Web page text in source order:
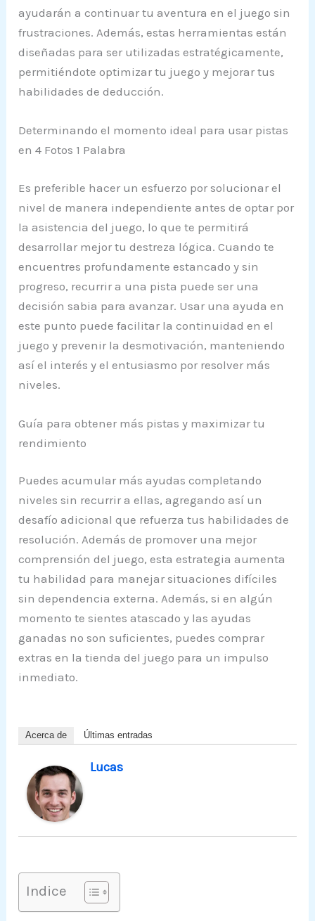
ayudarán a continuar tu aventura en el juego sin
frustraciones. Además, estas herramientas están
diseñadas para ser utilizadas estratégicamente,
permitiéndote optimizar tu juego y mejorar tus
habilidades de deducción.
Determinando el momento ideal para usar pistas
en 4 Fotos 1 Palabra
Es preferible hacer un esfuerzo por solucionar el
nivel de manera independiente antes de optar por
la asistencia del juego, lo que te permitirá
desarrollar mejor tu destreza lógica. Cuando te
encuentres profundamente estancado y sin
progreso, recurrir a una pista puede ser una
decisión sabia para avanzar. Usar una ayuda en
este punto puede facilitar la continuidad en el
juego y prevenir la desmotivación, manteniendo
así el interés y el entusiasmo por resolver más
niveles.
Guía para obtener más pistas y maximizar tu
rendimiento
Puedes acumular más ayudas completando
niveles sin recurrir a ellas, agregando así un
desafío adicional que refuerza tus habilidades de
resolución. Además de promover una mejor
comprensión del juego, esta estrategia aumenta
tu habilidad para manejar situaciones difíciles
sin dependencia externa. Además, si en algún
momento te sientes atascado y las ayudas
ganadas no son suficientes, puedes comprar
extras en la tienda del juego para un impulso
inmediato.
Acerca de Últimas entradas
Lucas
Indice